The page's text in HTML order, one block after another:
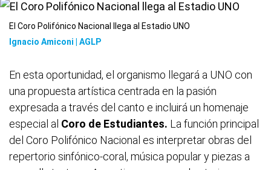
El Coro Polifónico Nacional llega al Estadio UNO
Ignacio Amiconi | AGLP
En esta oportunidad, el organismo llegará a UNO con
una propuesta artística centrada en la pasión
expresada a través del canto e incluirá un homenaje
especial al Coro de Estudiantes. La función principal
del Coro Polifónico Nacional es interpretar obras del
repertorio sinfónico-coral, música popular y piezas a